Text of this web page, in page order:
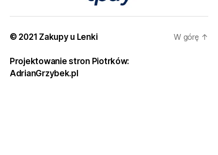
© 2021 Zakupy u Lenki
Projektowanie stron Piotrków:
AdrianGrzybek.pl
W górę ↑